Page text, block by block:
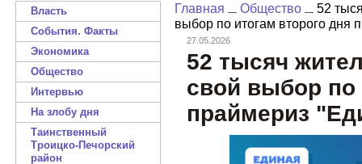
Власть
События. Факты
Экономика
Общество
Интервью
На злобу дня
Таинственный
Троицко-Печорский
район
Главная Общество
52
выбор по итогам второго дня
27.05.2026
52 тысяч
свой выбор по
праймериз